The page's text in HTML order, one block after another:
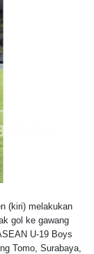
(kiri) melakukan
gol ke gawang
U-19 Boys
Tomo, Surabaya,